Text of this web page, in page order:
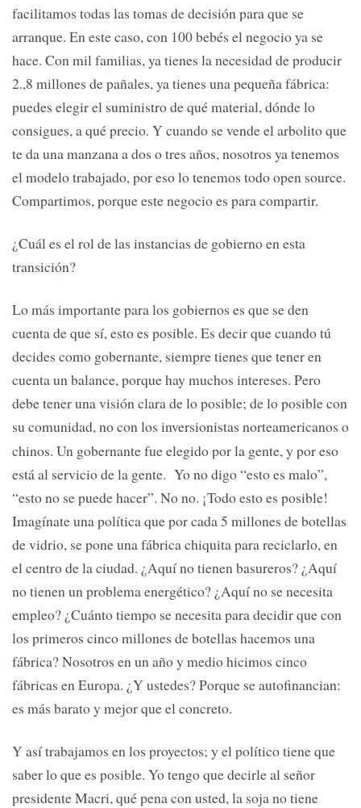
facilitamos todas las tomas de decisión para que se
arranque. En este caso, con 100 bebés el negocio ya se
hace. Con mil familias, ya tienes la necesidad de producir
2.,8 millones de pañales, ya tienes una pequeña fábrica:
puedes elegir el suministro de qué material, dónde lo
consigues, a qué precio. Y cuando se vende el arbolito que
te da una manzana a dos o tres años, nosotros ya tenemos
el modelo trabajado, por eso lo tenemos todo open source.
Compartimos, porque este negocio es para compartir.
¿Cuál es el rol de las instancias de gobierno en esta
transición?
Lo más importante para los gobiernos es que se den
cuenta de que sí, esto es posible. Es decir que cuando tú
decides como gobernante, siempre tienes que tener en
cuenta un balance, porque hay muchos intereses. Pero
debe tener una visión clara de lo posible; de lo posible con
su comunidad, no con los inversionistas norteamericanos o
chinos. Un gobernante fue elegido por la gente, y por eso
está al servicio de la gente. Yo no digo “esto es malo”,
“esto no se puede hacer”. No no. ¡Todo esto es posible!
Imagínate una política que por cada 5 millones de botellas
de vidrio, se pone una fábrica chiquita para reciclarlo, en
el centro de la ciudad. ¿Aquí no tienen basureros? ¿Aquí
no tienen un problema energético? ¿Aquí no se necesita
empleo? ¿Cuánto tiempo se necesita para decidir que con
los primeros cinco millones de botellas hacemos una
fábrica? Nosotros en un año y medio hicimos cinco
fábricas en Europa. ¿Y ustedes? Porque se autofinancian:
es más barato y mejor que el concreto.
Y así trabajamos en los proyectos; y el político tiene que
saber lo que es posible. Yo tengo que decirle al señor
presidente Macri, qué pena con usted, la soja no tiene